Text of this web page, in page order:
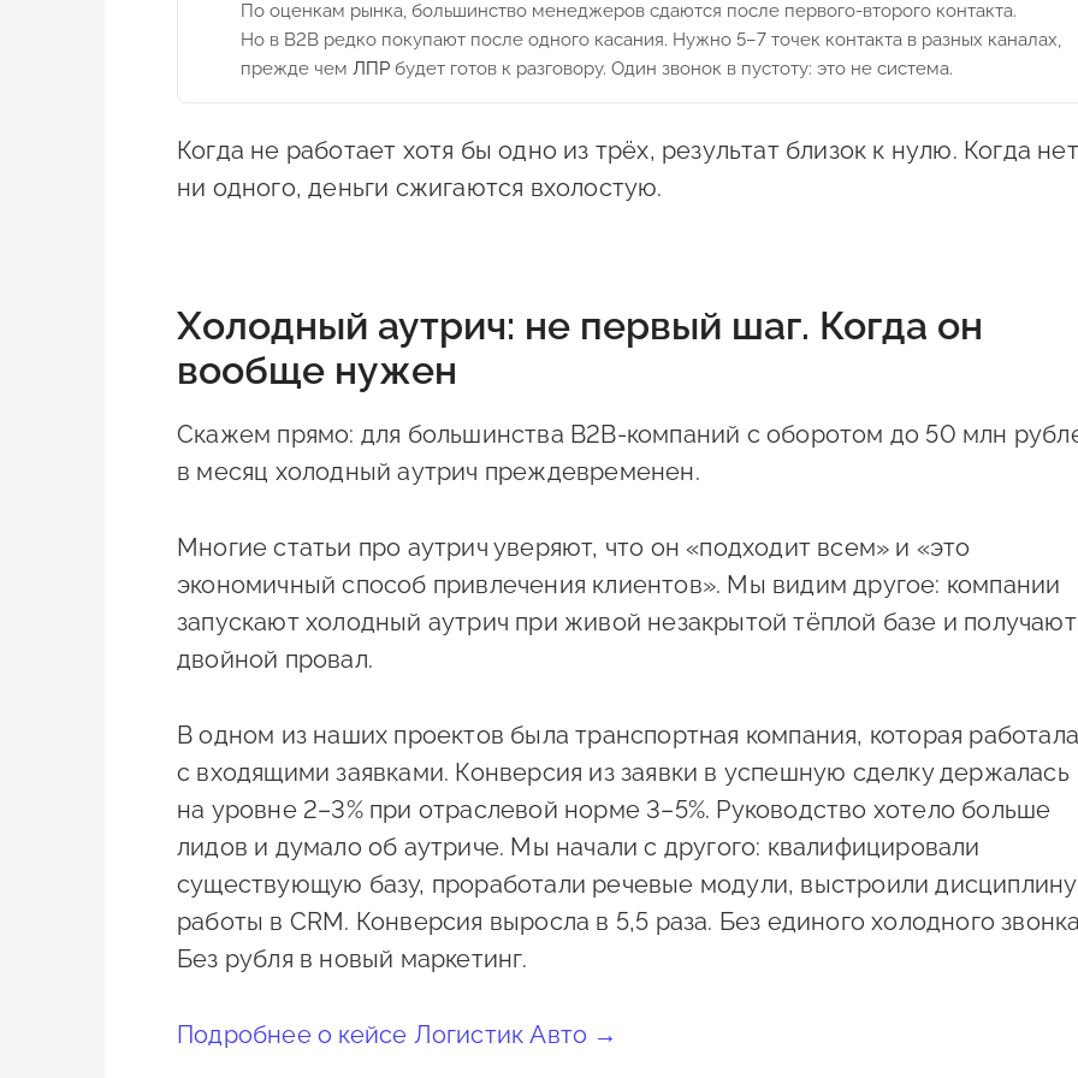
По оценкам рынка, большинство менеджеров сдаются после первого-второго контакта.
Но в B2B редко покупают после одного касания. Нужно 5–7 точек контакта в разных каналах,
прежде чем ЛПР будет готов к разговору. Один звонок в пустоту: это не система.
Когда не работает хотя бы одно из трёх, результат близок к нулю. Когда нет
ни одного, деньги сжигаются вхолостую.
Холодный аутрич: не первый шаг. Когда он
вообще нужен
Скажем прямо: для большинства B2B-компаний с оборотом до 50 млн
в месяц холодный аутрич преждевременен.
Многие статьи про аутрич уверяют, что он «подходит всем» и «это
экономичный способ привлечения клиентов». Мы видим другое: компании
запускают холодный аутрич при живой незакрытой тёплой базе и получают
двойной провал.
В одном из наших проектов была транспортная компания, которая
с входящими заявками. Конверсия из заявки в успешную сделку держалась
на уровне 2–3% при отраслевой норме 3–5%. Руководство хотело больше
лидов и думало об аутриче. Мы начали с другого: квалифицировали
существующую базу, проработали речевые модули, выстроили дисциплину
работы в CRM. Конверсия выросла в 5,5 раза. Без единого холодного
Без рубля в новый маркетинг.
Подробнее о кейсе Логистик Авто →